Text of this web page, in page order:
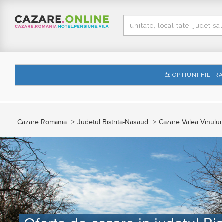
OPTIUNI
Cazare Romania Judetul Bistrita-Nasaud Cazare Valea Vinului